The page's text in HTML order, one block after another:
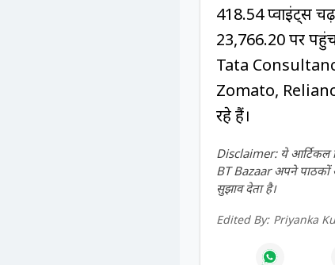
418.54 प्वाइंट्स
23,766.20 पर
Tata
Zomato,
रहे हैं।
Disclaimer: ये आर्टिकल
BT Bazaar अपने पाठकों
सुझाव देता है।
Edited By: Priyanka